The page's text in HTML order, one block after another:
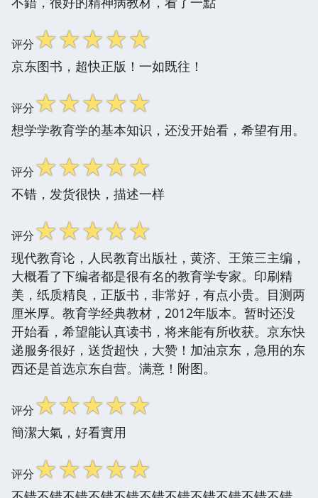
评分☆☆☆☆☆
京东图书，超快正版！一如既往！
评分☆☆☆☆☆
想学学教育学的基本知识，还没开始看，希望有用。
评分☆☆☆☆☆
不错，发货很快，描述一样
评分☆☆☆☆☆
现代教育论，人民教育出版社，黄济、王策三主编，
大概看了下编者都是很有名的教育学专家。印刷精
美，纸质精良，正版书，非常好，有点小贵。目测两
厘米厚。教育学经典教材，2012年版本。暂时还没
开始看，希望能认真读书，将来能有所收获。京东快
递服务很好，送货超快，大赞！加油京东，急用的东
西还是首选京东自营。满意！附图。
评分☆☆☆☆☆
簡潔大氣，好看實用
评分☆☆☆☆☆